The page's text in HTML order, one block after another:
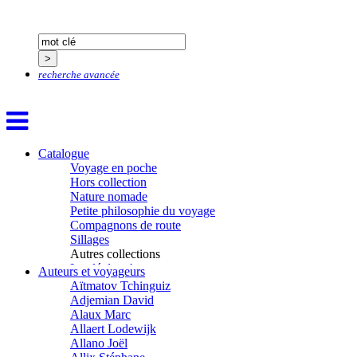
recherche avancée
Catalogue
Voyage en poche
Hors collection
Nature nomade
Petite philosophie du voyage
Compagnons de route
Sillages
Autres collections
La clé des champs
Chemins d’étoiles
Visions
Auteurs et voyageurs
Aïtmatov Tchinguiz
Adjemian David
Alaux Marc
Allaert Lodewijk
Allano Joël